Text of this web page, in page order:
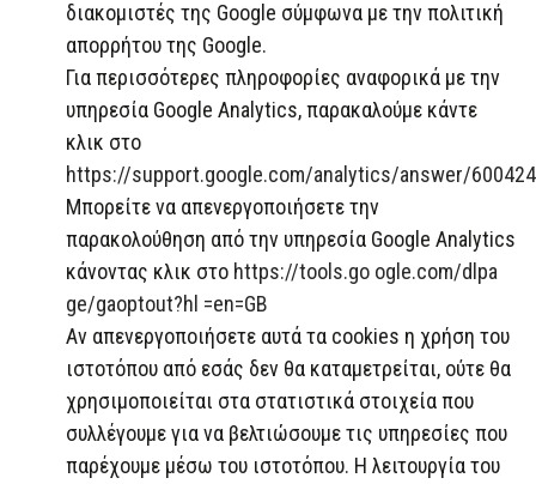
διακομιστές της Google σύμφωνα με την πολιτική
απορρήτου της Google.
Για περισσότερες πληροφορίες αναφορικά με την
υπηρεσία Google Analytics, παρακαλούμε κάντε
κλικ στο
https://support.google.com/analytics/answer/
Μπορείτε να απενεργοποιήσετε την
παρακολούθηση από την υπηρεσία Google Analytics
κάνοντας κλικ στο https://tools.go ogle.com/dlpa
ge/gaoptout?hl =en=GB
Αν απενεργοποιήσετε αυτά τα cookies η χρήση του
ιστοτόπου από εσάς δεν θα καταμετρείται, ούτε θα
χρησιμοποιείται στα στατιστικά στοιχεία που
συλλέγουμε για να βελτιώσουμε τις υπηρεσίες που
παρέχουμε μέσω του ιστοτόπου. Η λειτουργία του